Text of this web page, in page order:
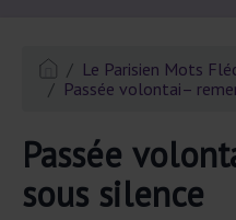
Le Parisien Mots
Passée volontai–
Passée
sous silence